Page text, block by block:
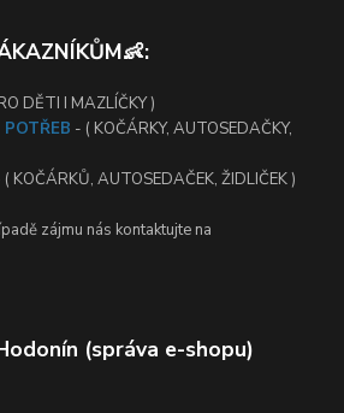
DĚTI I MAZLÍČKY )
- ( KOČÁRKY, AUTOSEDAČKY,
( KOČÁRKŮ, AUTOSEDAČEK, ŽIDLIČEK )
zájmu nás kontaktujte na
(správa e-shopu)